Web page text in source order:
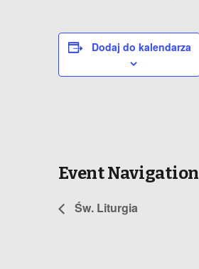
Dodaj do kalendarza
Event Navigation
Św. Liturgia